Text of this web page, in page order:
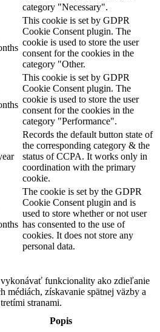
category "Necessary".
This cookie is set by GDPR
Cookie Consent plugin. The
cookie is used to store the user
consent for the cookies in the
category "Other.
This cookie is set by GDPR
Cookie Consent plugin. The
cookie is used to store the user
consent for the cookies in the
category "Performance".
Records the default button state of
the corresponding category & the
status of CCPA. It works only in
coordination with the primary
cookie.
The cookie is set by the GDPR
Cookie Consent plugin and is
used to store whether or not user
has consented to the use of
cookies. It does not store any
personal data.
funkcionality ako zdieľanie
médiách, získavanie spätnej väzby a
stranami.
Popis